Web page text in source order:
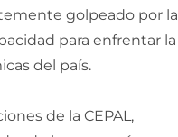
golpeado por la
para enfrentar la
del país.
de la CEPAL,